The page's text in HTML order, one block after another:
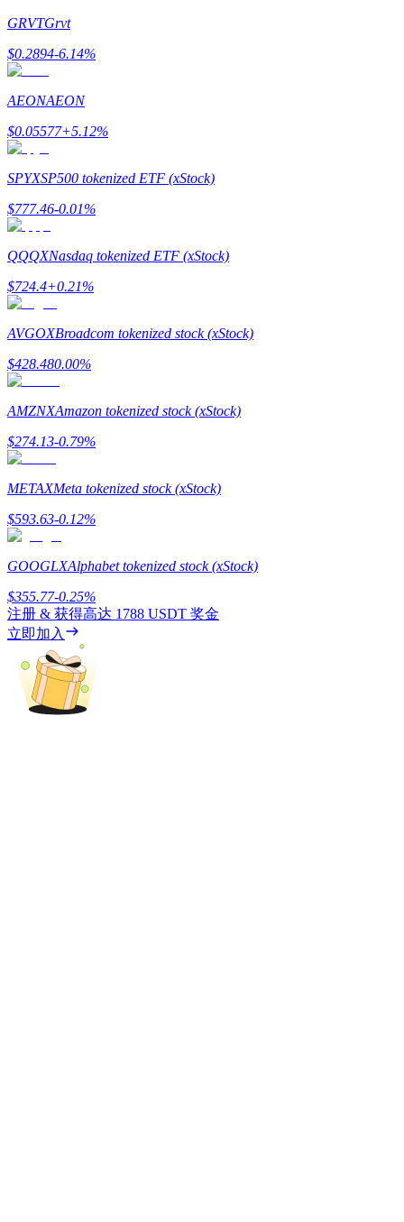
理財
增值寶
一鍵質押鎖定高收益
GRVTGrvt
$0.2894-6.14%
AEONAEON
$0.05577+5.12%
SPYXSP500 tokenized ETF (xStock)
$777.46-0.01%
QQQXNasdaq tokenized ETF (xStock)
$724.4+0.21%
AVGOXBroadcom tokenized stock (xStock)
$428.480.00%
AMZNXAmazon tokenized stock (xStock)
$274.13-0.79%
METAXMeta tokenized stock (xStock)
$593.63-0.12%
GOOGLXAlphabet tokenized stock (xStock)
$355.77-0.25%
注册 & 获得高达 1788 USDT 奖金
立即加入